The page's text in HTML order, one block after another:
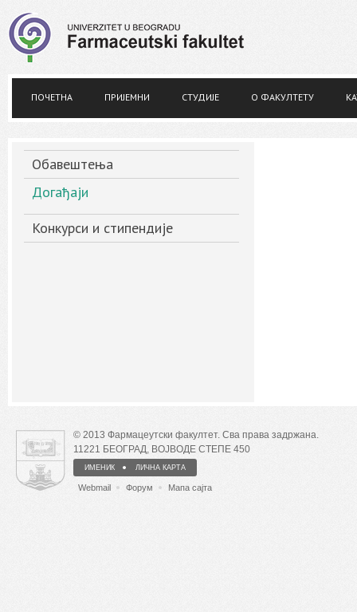
ПОЧЕТНА ПРИЈЕМНИ СТУДИЈЕ О ФАКУЛТЕТУ
Обавештења
Догађаји
Конкурси и стипендије
© 2013 Фармацеутски факултет. Сва права задржана.
11221 БЕОГРАД, ВОЈВОДЕ СТЕПЕ 450
ИМЕНИК ЛИЧНА КАРТА
Webmail Форум Мапа сајта